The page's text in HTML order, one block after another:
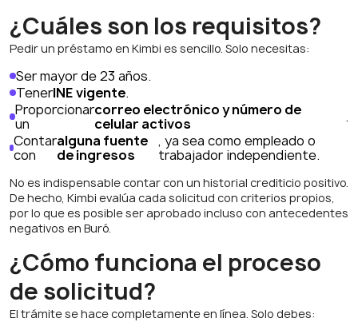
¿Cuáles son los requisitos?
Pedir un préstamo en Kimbi es sencillo. Solo necesitas:
Ser mayor de 23 años.
TenerINE vigente.
Proporcionar
un
correo electrónico y número de
celular activos
.
Contar
con
alguna fuente
de ingresos
, ya sea como empleado o
trabajador independiente.
No es indispensable contar con un historial crediticio positivo.
De hecho, Kimbi evalúa cada solicitud con criterios propios,
por lo que es posible ser aprobado incluso con antecedentes
negativos en Buró.
¿Cómo funciona el proceso
de solicitud?
El trámite se hace completamente en línea. Solo debes: